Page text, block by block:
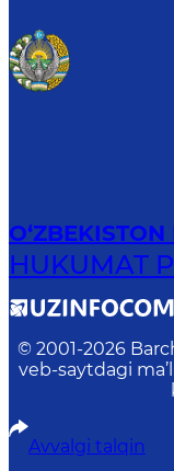
HUKUMAT
© 2001-2026
veb-saytdagi
Avvalgi talqin